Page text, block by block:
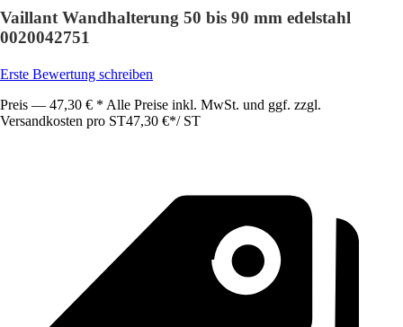
Vaillant Wandhalterung 50 bis 90 mm edelstahl
0020042751
Erste Bewertung schreiben
Preis — 47,30 € * Alle Preise inkl. MwSt. und ggf. zzgl.
Versandkosten pro ST47,30 €*/ ST